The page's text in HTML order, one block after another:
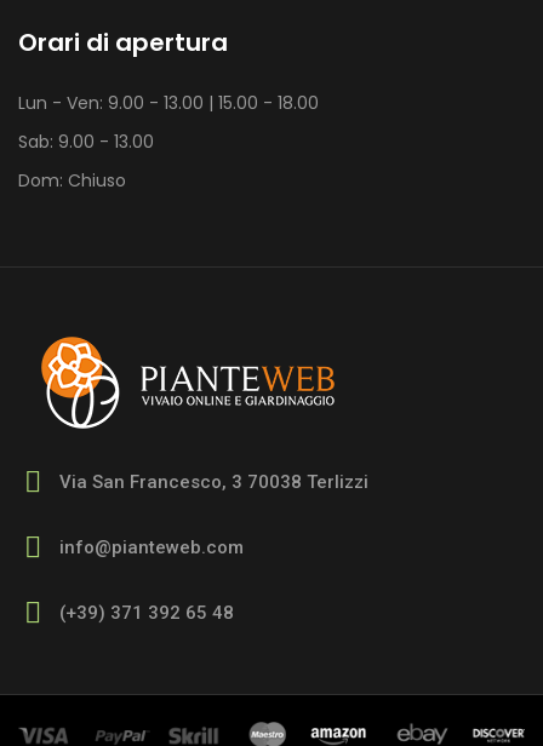
Orari di apertura
Lun - Ven: 9.00 - 13.00 | 15.00 - 18.00
Sab: 9.00 - 13.00
Dom: Chiuso
Via San Francesco, 3 70038 Terlizzi
info@pianteweb.com
(+39) 371 392 65 48